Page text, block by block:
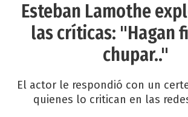
Esteban Lamothe
las críticas: "Hagan
chupar.."
El actor le respondió con un
quienes lo critican en las